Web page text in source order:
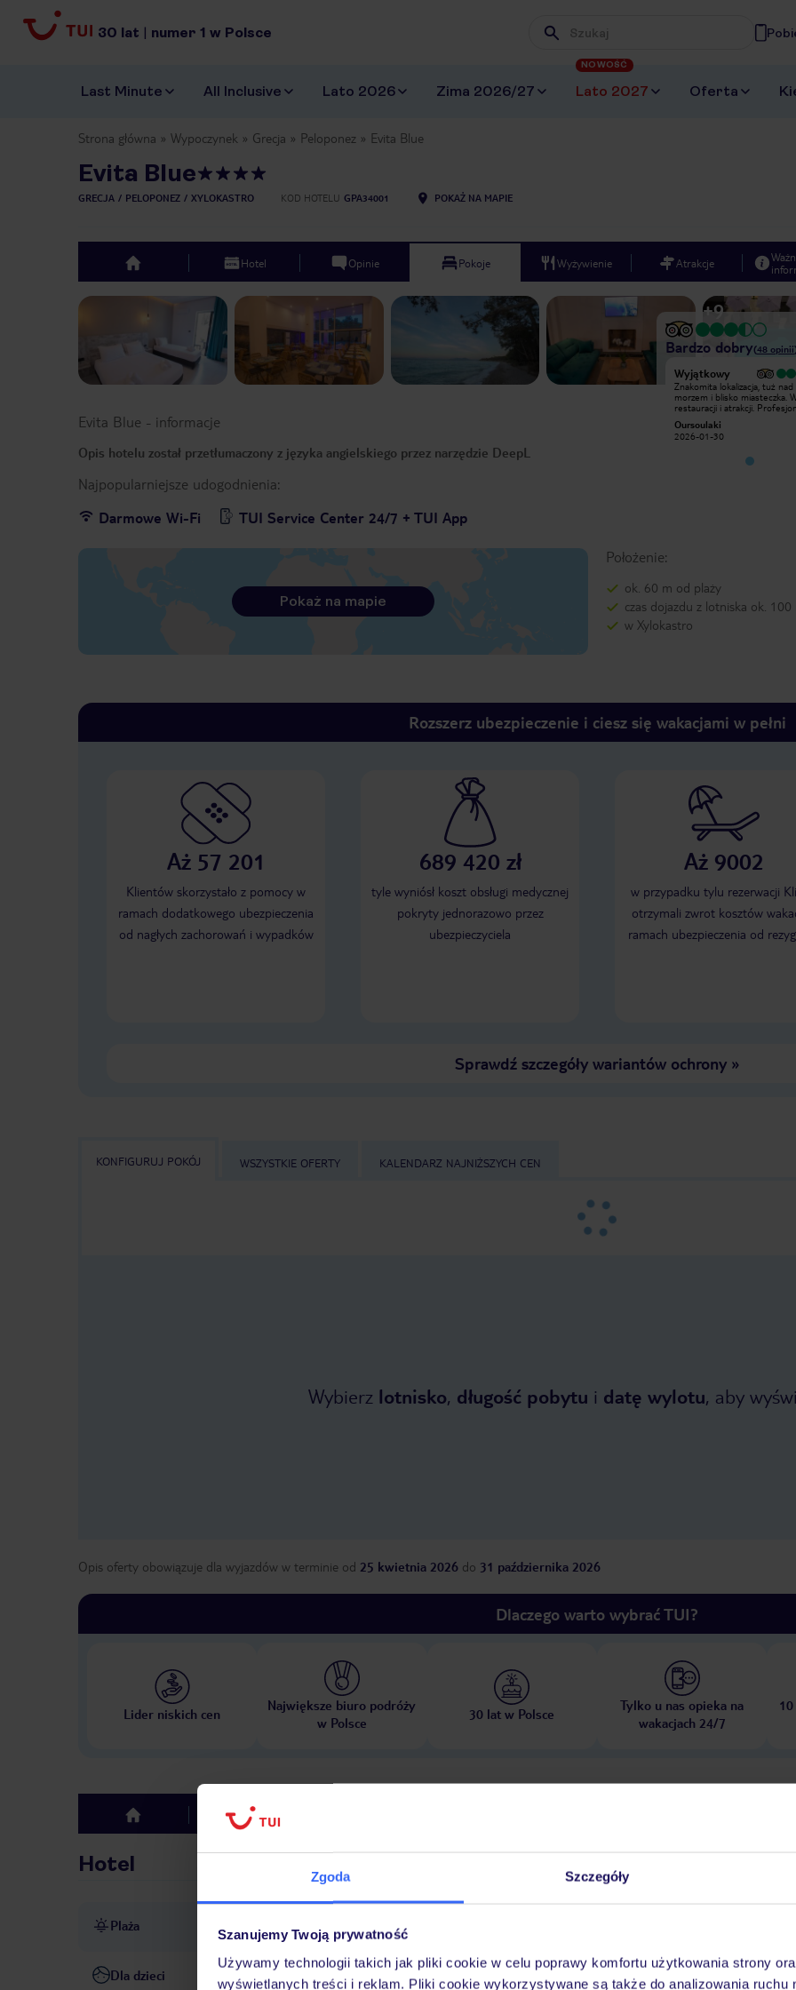
Zgoda Szczegóły
Szanujemy Twoją prywatność
Używamy technologii takich jak pliki cookie w celu poprawy komfortu użytkowania strony
wyświetlanych treści i reklam. Pliki cookie wykorzystywane są także do analizowania ruchu
30 lat | numer 1 w Polsce Wpisz frazę, której szukasz
Last Minute All Inclusive Lato 2026 Zima 2026/27 Lato 2027
NOWOŚĆ
Oferta
Strona główna Wypoczynek Grecja Peloponez Evita Blue
Evita Blue
GRECJA PELOPONEZ XYLOKASTRO KOD HOTELU GPA34001 POKAŻ NA MAPIE
top Hotel Opinie Pokoje Wyżywienie Atrakcje
+9
Bardzo dobry(48 opinii
Wyjątkowy
Znakomita lokalizacja, tuż nad
Wyjątkowy
Znakomita lokalizacja, tuż nad
morzem i blisko miasteczka.
restauracji i atrakcji.
leżakami.
Oursoulaki
2026-01-30
Evita Blue - informacje
Opis hotelu został przetłumaczony z języka angielskiego przez narzędzie DeepL
Najpopularniejsze udogodnienia:
Darmowe Wi-Fi
TUI Service Center 24/7 + TUI App
Położenie:
ok. 60 m od plaży
czas dojazdu z lotniska ok. 100
w Xylokastro
Pokaż na mapie
Rozszerz ubezpieczenie i ciesz się wakacjami w pełni
Aż 57 201
Klientów skorzystało z pomocy w
ramach dodatkowego ubezpieczenia
od nagłych zachorowań i wypadków
689 420 zł
tyle wyniósł koszt obsługi medycznej
pokryty jednorazowo przez
ubezpieczyciela
Aż 9002
w przypadku tylu rezerwacji
otrzymali zwrot kosztów
ramach ubezpieczenia od
Sprawdź szczegóły wariantów ochrony»
KONFIGURUJ POKÓJ WSZYSTKIE OFERTY KALENDARZ NAJNIŻSZYCH CEN
Wybierz lotnisko, długość pobytu i datę wylotu, aby
Opis oferty obowiązuje dla wyjazdów w terminie od 25 kwietnia 2026 do 31 października 2026
Dlaczego warto wybrać TUI?
Lider niskich cen
Największe biuro podróży
w Polsce
30 lat w Polsce
Tylko u nas opieka na
wakacjach 24/7
top Hotel
Hotel
Plaża ok. 60 m od plaży piaszczysta
Dla dzieci